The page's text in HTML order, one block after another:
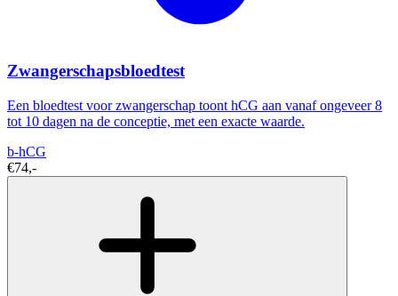
Zwangerschapsbloedtest
Een bloedtest voor zwangerschap toont hCG aan vanaf ongeveer 8
tot 10 dagen na de conceptie, met een exacte waarde.
b-hCG
€74,-